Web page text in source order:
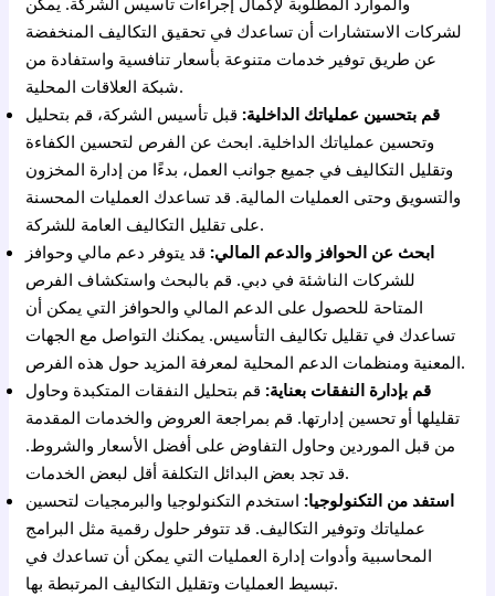
لشركات الاستشارات أن تساعدك في تحقيق التكاليف المنخفضة
عن طريق توفير خدمات متنوعة بأسعار تنافسية واستفادة من
شبكة العلاقات المحلية.
قم بتحسين عملياتك الداخلية: قبل تأسيس الشركة، قم بتحليل
وتحسين عملياتك الداخلية. ابحث عن الفرص لتحسين الكفاءة
وتقليل التكاليف في جميع جوانب العمل، بدءًا من إدارة المخزون
والتسويق وحتى العمليات المالية. قد تساعدك العمليات المحسنة
على تقليل التكاليف العامة للشركة.
ابحث عن الحوافز والدعم المالي: قد يتوفر دعم مالي وحوافز
للشركات الناشئة في دبي. قم بالبحث واستكشاف الفرص
المتاحة للحصول على الدعم المالي والحوافز التي يمكن أن
تساعدك في تقليل تكاليف التأسيس. يمكنك التواصل مع الجهات
المعنية ومنظمات الدعم المحلية لمعرفة المزيد حول هذه الفرص.
قم بإدارة النفقات بعناية: قم بتحليل النفقات المتكبدة وحاول
تقليلها أو تحسين إدارتها. قم بمراجعة العروض والخدمات المقدمة
من قبل الموردين وحاول التفاوض على أفضل الأسعار والشروط.
قد تجد بعض البدائل التكلفة أقل لبعض الخدمات.
استفد من التكنولوجيا: استخدم التكنولوجيا والبرمجيات لتحسين
عملياتك وتوفير التكاليف. قد تتوفر حلول رقمية مثل البرامج
المحاسبية وأدوات إدارة العمليات التي يمكن أن تساعدك في
تبسيط العمليات وتقليل التكاليف المرتبطة بها.